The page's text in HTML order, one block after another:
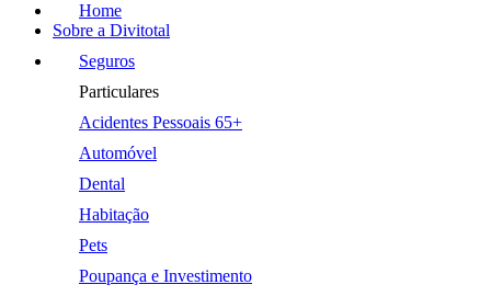
Home
Sobre a Divitotal
Seguros
Particulares
Acidentes Pessoais 65+
Automóvel
Dental
Habitação
Pets
Poupança e Investimento